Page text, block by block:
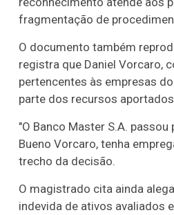
fragmentação de
O documento também
registra que Daniel Vorcaro,
pertencentes às empresas
parte dos recursos
"O Banco Master S.A.
Bueno Vorcaro, tenha
trecho da decisão.
O magistrado cita ainda
indevida de ativos avaliados